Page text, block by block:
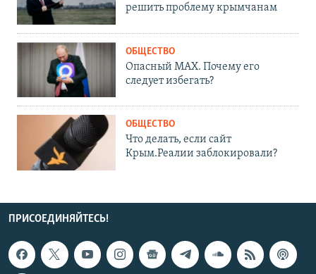
решить проблему крымчанам
ОБЩЕСТВО
Опасный MAX. Почему его
следует избегать?
ОБЩЕСТВО
Что делать, если сайт
Крым.Реалии заблокировали?
ПРИСОЕДИНЯЙТЕСЬ!